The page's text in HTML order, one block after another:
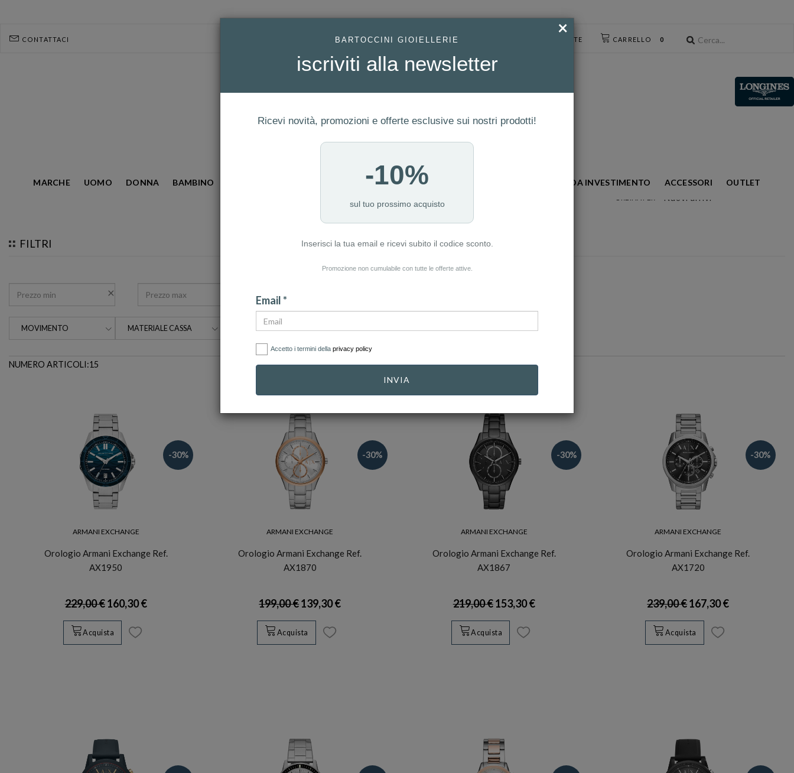
CARRELLO 0
ACCESSO UTENTE
CONTATTACI
MARCHE UOMO DONNA BAMBINO GIOIELLI MODA OROLOGI ORO DA INVESTIMENTO ACCESSORI
OUTLET
HOMEPAGE
ARMANI EXCHANGE
ORDINA PER
Nuovi arrivi
FILTRI
CATEGORIE
MOVIMENTO MATERIALE CASSA
NUMERO ARTICOLI:15
-30%
ARMANI EXCHANGE
Orologio Armani Exchange Ref.
AX1950
229,00 €160,30 €
Acquista
-30%
ARMANI EXCHANGE
Orologio Armani Exchange Ref.
AX1870
199,00 €139,30 €
Acquista
-30%
ARMANI EXCHANGE
Orologio Armani Exchange Ref.
AX1867
219,00 €153,30 €
Acquista
-30%
ARMANI EXCHANGE
Orologio Armani Exchange Ref.
AX1720
239,00 €167,30 €
Acquista
×
BARTOCCINI GIOIELLERIE
iscriviti alla newsletter
Ricevi novità, promozioni e offerte esclusive sui nostri prodotti!
-10%
sul tuo prossimo acquisto
Inserisci la tua email e ricevi subito il codice sconto.
Promozione non cumulabile con tutte le offerte attive.
Email *
Accetto i termini della privacy policy
INVIA